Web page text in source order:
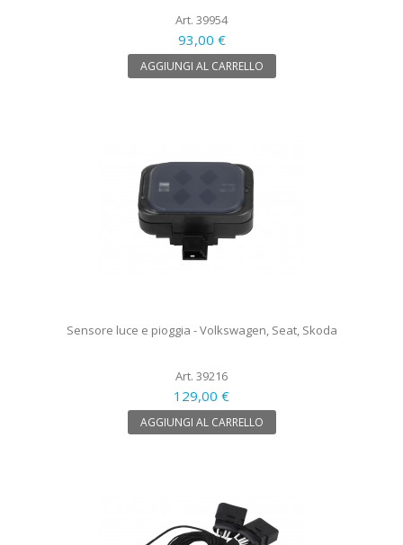
Art. 39954
93,00 €
AGGIUNGI AL CARRELLO
Sensore luce e pioggia - Volkswagen, Seat, Skoda
Art. 39216
129,00 €
AGGIUNGI AL CARRELLO